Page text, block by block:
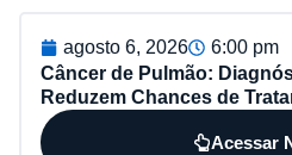
agosto 6, 2026
6:00 pm
Câncer de Pulmão:
Reduzem Chances de
Acessar